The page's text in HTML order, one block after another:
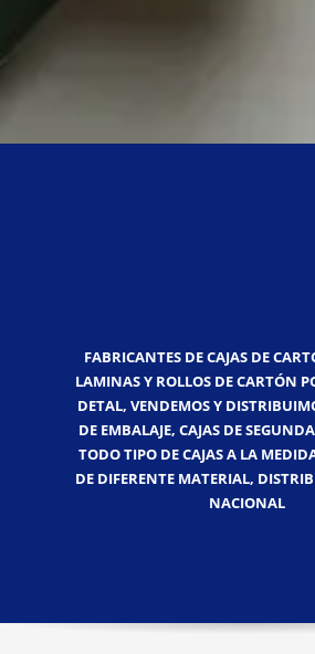
FABRICANTES DE CAJAS DE
LAMINAS Y ROLLOS DE CARTÓN
DETAL, VENDEMOS Y
DE EMBALAJE, CAJAS DE
TODO TIPO DE CAJAS A LA
DE DIFERENTE MATERIAL,
NACIONAL